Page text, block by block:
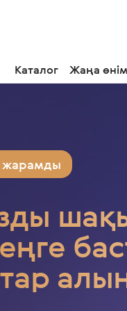
Каталог Жаңа
жарамды